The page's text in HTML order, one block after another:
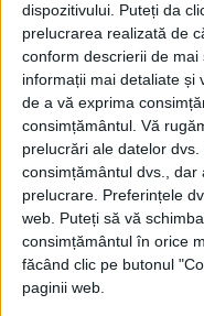
dispozitivului. Puteți da
prelucrarea realizată de
conform descrierii de
informații mai detaliate și
de a vă exprima
consimțământul. Vă
prelucrări ale datelor
consimțământul dvs.,
prelucrare. Preferințele
web. Puteți să vă
consimțământul în orice
făcând clic pe butonul
paginii web.
RECOMANDARI
Istoria
la
Istoria
România:
digitală